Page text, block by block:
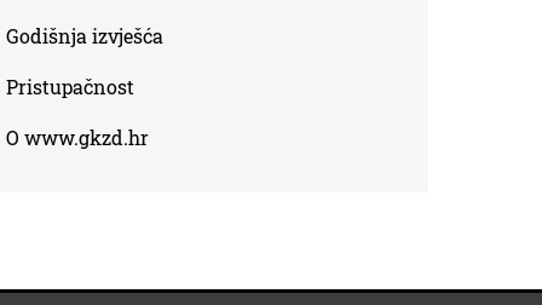
Godišnja izvješća
Pristupačnost
O www.gkzd.hr